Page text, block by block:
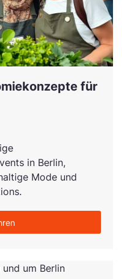
für
in Berlin,
Mode und